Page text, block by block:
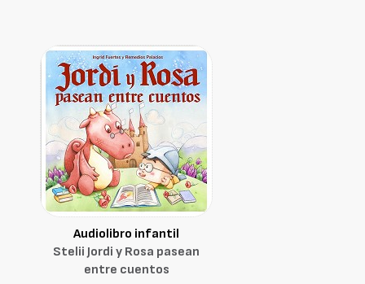
Audiolibro infantil
Stelii Jordi y Rosa pasean
entre cuentos